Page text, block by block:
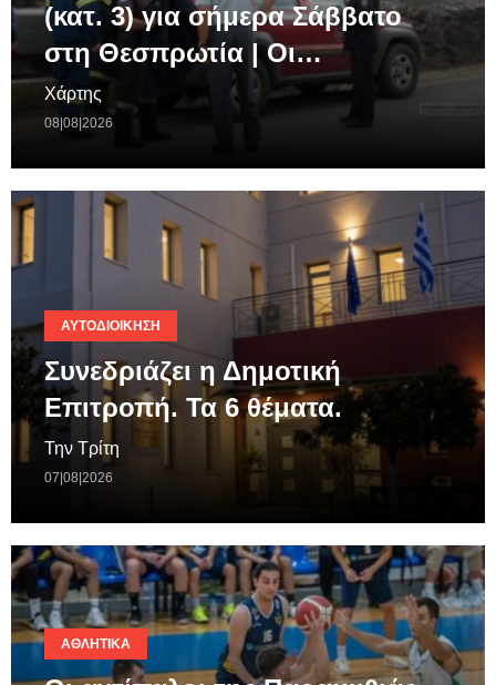
(κατ. 3) για σήμερα Σάββατο
στη Θεσπρωτία | Οι…
Χάρτης
08|08|2026
ΑΥΤΟΔΙΟΊΚΗΣΗ
Συνεδριάζει η Δημοτική
Επιτροπή. Τα 6 θέματα.
Την Τρίτη
07|08|2026
ΑΘΛΗΤΙΚΆ